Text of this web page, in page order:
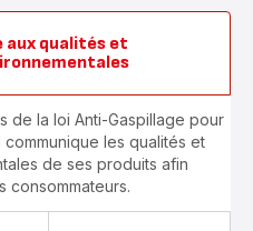
aux qualités et
de la loi Anti-Gaspillage pour
les qualités et
de ses produits afin
consommateurs.